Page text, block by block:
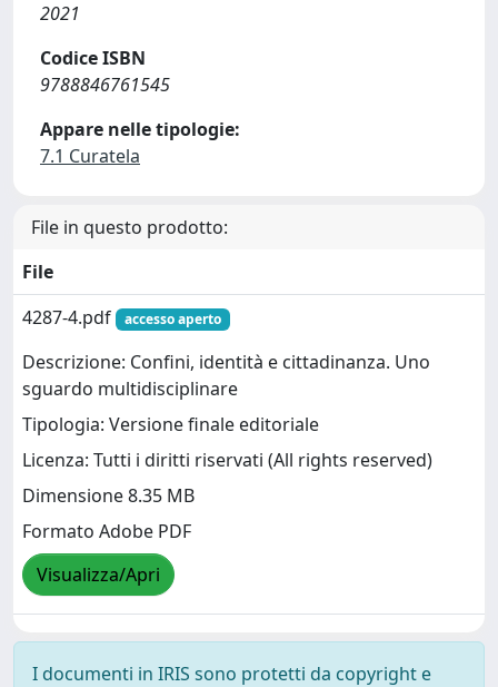
2021
Codice ISBN
9788846761545
Appare nelle tipologie:
7.1 Curatela
File in questo prodotto:
File
4287-4.pdf
accesso aperto
Descrizione: Confini, identità e cittadinanza. Uno
sguardo multidisciplinare
Tipologia: Versione finale editoriale
Licenza: Tutti i diritti riservati (All rights reserved)
Dimensione 8.35 MB
Formato Adobe PDF
Visualizza/Apri
I documenti in IRIS sono protetti da copyright e